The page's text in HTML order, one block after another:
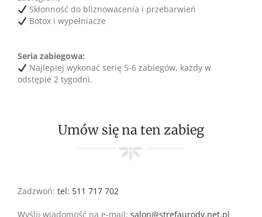
Skłonność do bliznowacenia i przebarwień
Botox i wypełniacze
Seria zabiegowa:
Najlepiej wykonać serię 5-6 zabiegów, każdy w
odstępie 2 tygodni.
Umów się na ten zabieg
Zadzwoń: tel: 511 717 702
Wyślij wiadomość na e-mail: salon@strefaurody.net.pl